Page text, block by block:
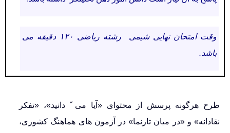
وقت امتحان نهایی شیمی رشته ریاضی ۱۲۰ دقیقه می
باشد.
طرح هرگونه پرسش از محتوای «آیا می ّ دانید»، «تفکر
نقادانه» و «در میان تارنما» در آزمون های هماهنگ کشوری،